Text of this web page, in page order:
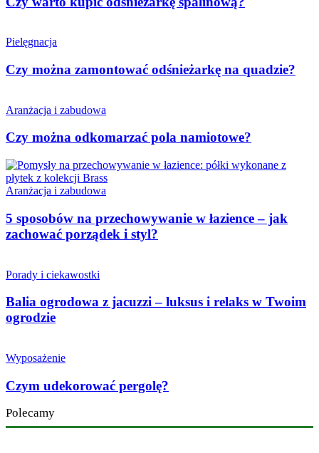
Pielęgnacja
Czy można zamontować odśnieżarkę na quadzie?
Aranżacja i zabudowa
Czy można odkomarzać pola namiotowe?
Aranżacja i zabudowa
5 sposobów na przechowywanie w łazience – jak
zachować porządek i styl?
Porady i ciekawostki
Balia ogrodowa z jacuzzi – luksus i relaks w Twoim
ogrodzie
Wyposażenie
Czym udekorować pergolę?
Polecamy